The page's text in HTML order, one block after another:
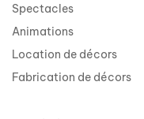
Spectacles
Animations
Location de décors
Fabrication de décors